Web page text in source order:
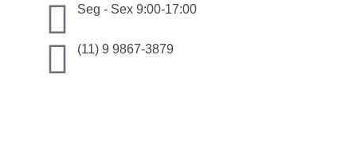
Seg - Sex 9:00-17:00
(11) 9 9867-3879